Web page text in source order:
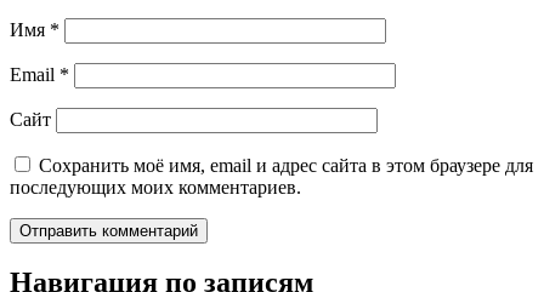
Имя *
Email *
Сайт
Сохранить моё имя, email и адрес сайта в этом браузере для
последующих моих комментариев.
Навигация по записям